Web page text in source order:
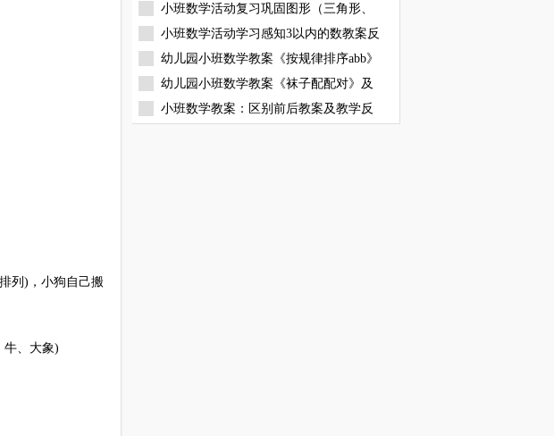
列)，小狗自己搬
、大象)
小班数学活动复习巩固图形（三角形、
小班数学活动学习感知3以内的数教案反
幼儿园小班数学教案《按规律排序abb》
幼儿园小班数学教案《袜子配配对》及
小班数学教案：区别前后教案及教学反